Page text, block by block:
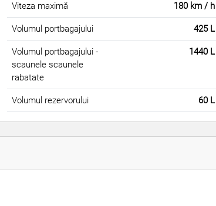
Viteza maximă 180 km / h
Volumul portbagajului 425 L
Volumul portbagajului -
scaunele scaunele
rabatate
1440 L
Volumul rezervorului 60 L